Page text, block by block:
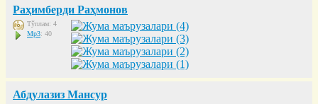
Раҳимберди Раҳмонов
Тўплам: 4
Mp3: 40
Абдулазиз Мансур